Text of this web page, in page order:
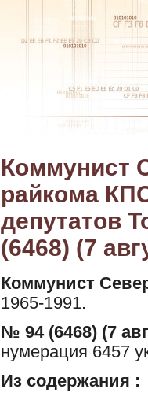
Коммунист
райкома
депутатов
(6468) (7
Коммунист
1965-1991.
№ 94 (6468) (7
нумерация 6457
Из содержания :